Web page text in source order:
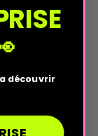
en assurant
graphiques
qui
découvrir